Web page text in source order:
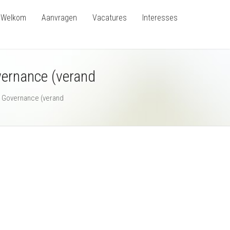
Welkom Aanvragen Vacatures Interesses
(verand
(verand